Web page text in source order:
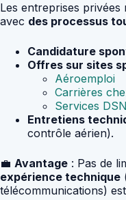
Les entreprises
avec des processus
Candidature
Offres sur sites
Aéroemploi
Carrières
Services
Entretiens
contrôle aérien).
💼 Avantage : Pas de
expérience technique
télécommunications)